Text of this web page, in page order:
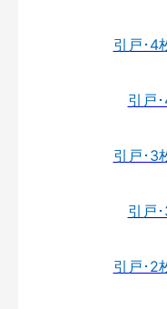
引戸･4
引戸
引戸･3
引戸
引戸･2